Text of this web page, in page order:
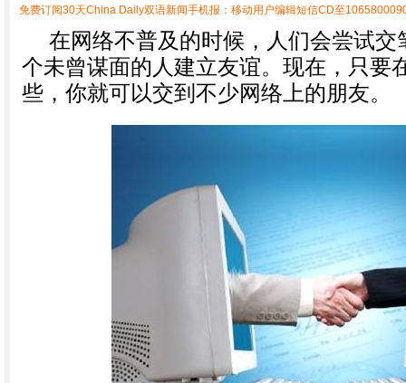
免费订阅30天China Daily双语新闻手机报：移动用户编辑短信CD至
在网络不普及的时候，人们会尝试交
个未曾谋面的人建立友谊。现在，只要
些，你就可以交到不少网络上的朋友。